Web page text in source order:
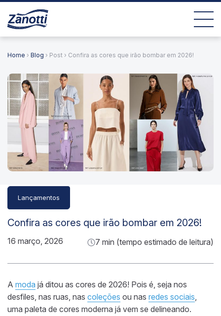
Home › Blog › Post › Confira as cores que irão bombar em 2026!
Lançamentos
Confira as cores que irão bombar em 2026!
16 março, 2026 7 min (tempo estimado de leitura)
A moda já ditou as cores de 2026! Pois é, seja nos
desfiles, nas ruas, nas coleções ou nas redes sociais,
uma paleta de cores moderna já vem se delineando.